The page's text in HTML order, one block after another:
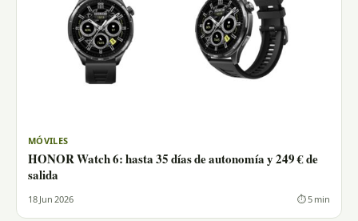
MÓVILES
HONOR Watch 6: hasta 35 días de autonomía y 249 € de
salida
18 Jun 2026 ⏱ 5 min